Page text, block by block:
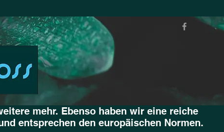
mehr. Ebenso haben wir eine reiche
entsprechen den europäischen Normen.